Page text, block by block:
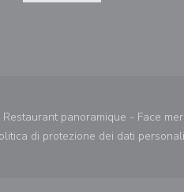
una nuova finestra))
panoramique - Face
finestra))
di protezione dei dati personali
((apre una